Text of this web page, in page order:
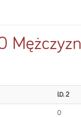
Mężczyzn
I.D. 2
0